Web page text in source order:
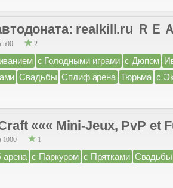
realkill.ru ＲＥ
500 2
с Голодными играми с Дюпом
Свадьбы Сплиф арена Тюрьма с
««« Mini-Jeux, PvP et
1000 1
арена с Паркуром с Прятками Свадьбы